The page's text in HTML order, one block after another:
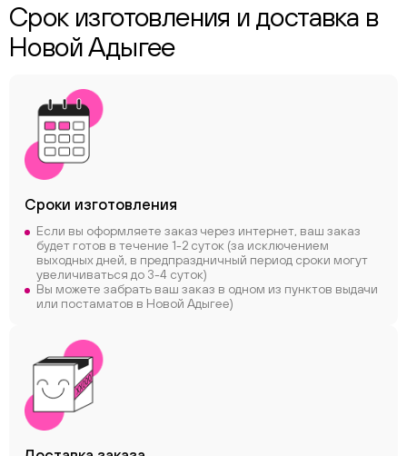
Срок изготовления и доставка в
Новой Адыгее
Сроки изготовления
Если вы оформляете заказ через интернет, ваш заказ
будет готов в течение 1-2 суток (за исключением
выходных дней, в предпраздничный период сроки могут
увеличиваться до 3-4 суток)
Вы можете забрать ваш заказ в одном из пунктов выдачи
или постаматов в Новой Адыгее)